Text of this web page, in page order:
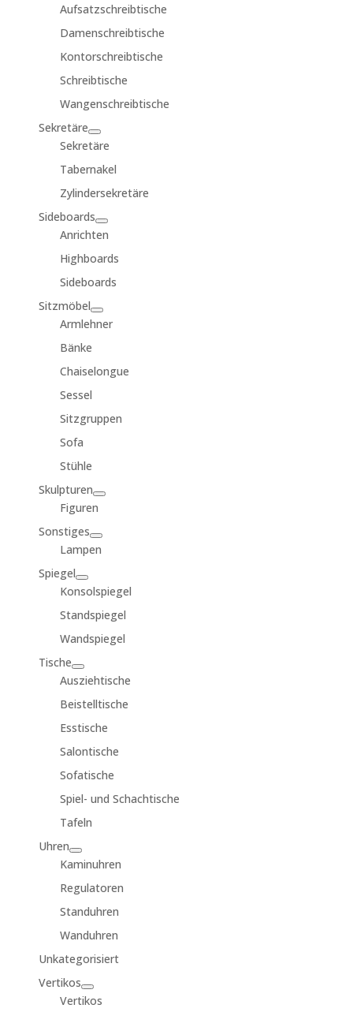
Aufsatzschreibtische
Damenschreibtische
Kontorschreibtische
Schreibtische
Wangenschreibtische
Sekretäre
Sekretäre
Tabernakel
Zylindersekretäre
Sideboards
Anrichten
Highboards
Sideboards
Sitzmöbel
Armlehner
Bänke
Chaiselongue
Sessel
Sitzgruppen
Sofa
Stühle
Skulpturen
Figuren
Sonstiges
Lampen
Spiegel
Konsolspiegel
Standspiegel
Wandspiegel
Tische
Ausziehtische
Beistelltische
Esstische
Salontische
Sofatische
Spiel- und Schachtische
Tafeln
Uhren
Kaminuhren
Regulatoren
Standuhren
Wanduhren
Unkategorisiert
Vertikos
Vertikos